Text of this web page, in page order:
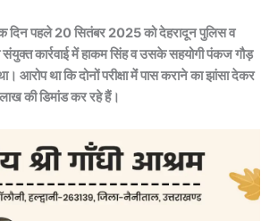
एक दिन पहले 20 सितंबर 2025 को देहरादून पुलिस व
कार्रवाई में हाकम सिंह व उसके सहयोगी पंकज गौड़
आरोप था कि दोनों परीक्षा मेंं पास कराने का झांसा देकर
की डिमांड कर रहे हैं।